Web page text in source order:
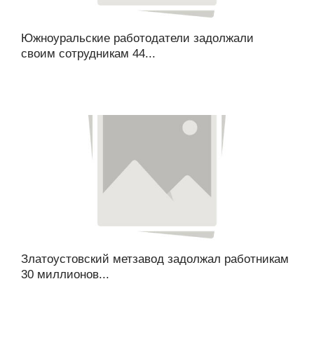
Южноуральские работодатели задолжали
своим сотрудникам 44...
Златоустовский метзавод задолжал работникам
30 миллионов...